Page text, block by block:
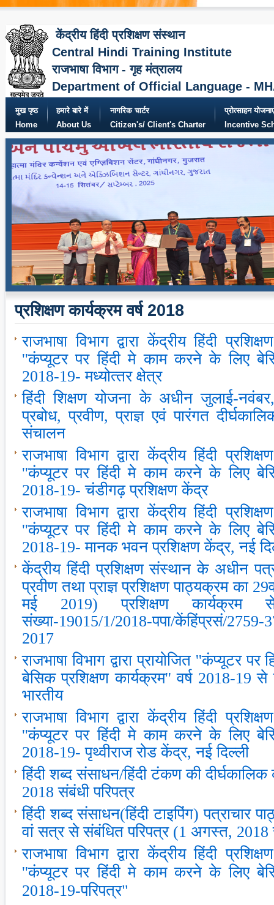
केंद्रीय हिंदी प्रशिक्षण संस्थान
Central Hindi Training Institute
राजभाषा विभाग - गृह मंत्रालय
Department of Official Language -
मुख पृष्ठ
Home
हमारे बारे में
About Us
नागरिक चार्टर
Citizen's/ Client's Charter
प्रोत्साहन
Incentive
प्रशिक्षण कार्यक्रम वर्ष 2018
राजभाषा विभाग द्वारा केंद्रीय हिंदी
''कंप्‍यूटर पर हिंदी मे काम करने के लिए
2018-19- मध्‍योत्‍तर क्षेत्र
हिंदी शिक्षण योजना के अधीन जुलाई-
प्रबोध, प्रवीण, प्राज्ञ एवं पारंगत
संचालन
राजभाषा विभाग द्वारा केंद्रीय हिंदी
''कंप्‍यूटर पर हिंदी मे काम करने के लिए
2018-19- चंडीगढ़ प्रशिक्षण केंद्र
राजभाषा विभाग द्वारा केंद्रीय हिंदी
''कंप्‍यूटर पर हिंदी मे काम करने के लिए
2018-19- मानक भवन प्रशिक्षण केंद्र, नई
केंद्रीय हिंदी प्रशिक्षण संस्‍थान के अधीन
प्रवीण तथा प्राज्ञ प्रशिक्षण पाठ्यक्रम का
मई 2019) प्रशिक्षण कार्यक्रम
संख्‍या-19015/1/2018-पपा/केंहिंप्रसं/
2017
राजभाषा विभाग द्वारा प्रायोजित ''कंप्‍यूटर
बेसिक प्रशिक्षण कार्यक्रम'' वर्ष 2018-19
भारतीय
राजभाषा विभाग द्वारा केंद्रीय हिंदी
''कंप्‍यूटर पर हिंदी मे काम करने के लिए
2018-19- पृथ्‍वीराज रोड केंद्र, नई दिल्‍ली
हिंदी शब्‍द संसाधन/हिंदी टंकण की
2018 संबंधी परिपत्र
हिंदी शब्‍द संसाधन(हिंदी टाइपिंग) पत्राचार
वां सत्र से संबंधित परिपत्र (1 अगस्‍त,
राजभाषा विभाग द्वारा केंद्रीय हिंदी
''कंप्‍यूटर पर हिंदी मे काम करने के लिए
2018-19-परिपत्र"